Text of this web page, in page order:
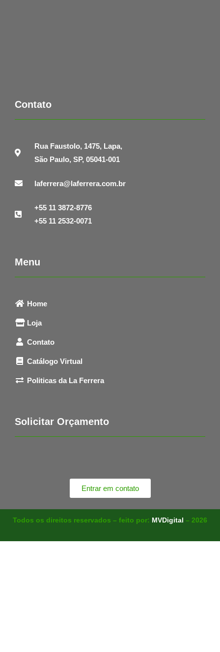
Contato
Rua Faustolo, 1475, Lapa,
São Paulo, SP, 05041-001
laferrera@laferrera.com.br
+55 11 3872-8776
+55 11 2532-0071
Menu
Home
Loja
Contato
Catálogo Virtual
Politicas da La Ferrera
Solicitar Orçamento
Entrar em contato
Todos os direitos reservados – feito por: MVDigital – 2026